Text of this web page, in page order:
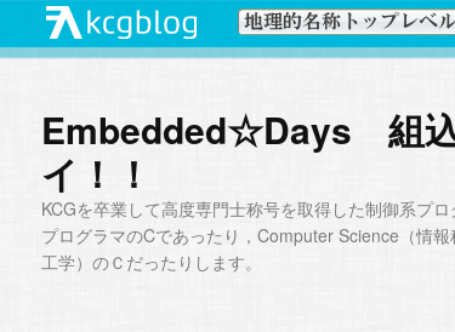
Embedded☆Days 組
イ！！
KCGを卒業して高度専門士称号を取得した制御系プ
プログラマのCであったり，Computer Science（情
工学）のＣだったりします。